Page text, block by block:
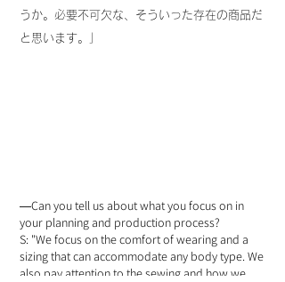
うか。必要不可欠な、そういった存在の商品だ
と思います。」
―Can you tell us about what you focus on in
your planning and production process?
S: "We focus on the comfort of wearing and a
sizing that can accommodate any body type. We
also pay attention to the sewing and how we